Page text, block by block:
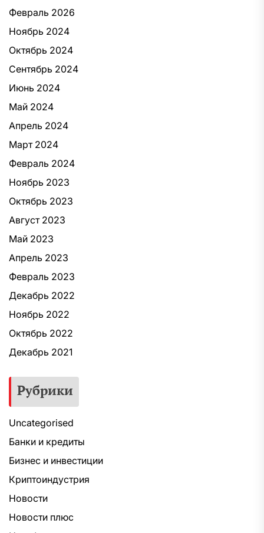
Февраль 2026
Ноябрь 2024
Октябрь 2024
Сентябрь 2024
Июнь 2024
Май 2024
Апрель 2024
Март 2024
Февраль 2024
Ноябрь 2023
Октябрь 2023
Август 2023
Май 2023
Апрель 2023
Февраль 2023
Декабрь 2022
Ноябрь 2022
Октябрь 2022
Декабрь 2021
Рубрики
Uncategorised
Банки и кредиты
Бизнес и инвестиции
Криптоиндустрия
Новости
Новости плюс